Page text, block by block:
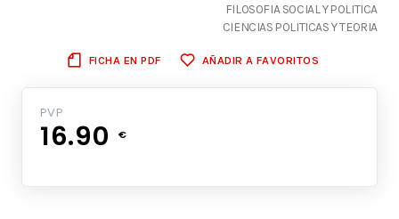
FILOSOFIA SOCIAL Y POLITICA
CIENCIAS POLITICAS Y TEORIA
FICHA EN PDF AÑADIR A FAVORITOS
PVP
16.90 €